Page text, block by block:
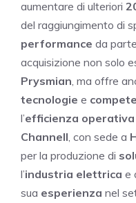
aumentare di ulteriori
del raggiungimento di
performance da
acquisizione non solo
Prysmian , ma offre
tecnologie e
l’efficienza operativa
Channell , con sede a
per la produzione di
l’industria elettrica e
sua esperienza nel